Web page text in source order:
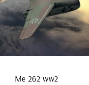
Me 262 ww2